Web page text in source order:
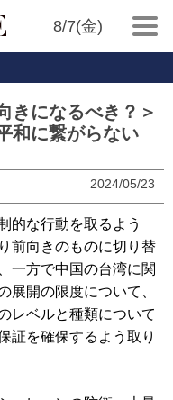
8/7(金)
きになるべき？＞
和に繋がらない
2024/05/23
的な行動を取るよう
前向きのものに切り替
一方で中国の台湾に関
展開の限度について、
レベルと種類について
証を確保するよう取り